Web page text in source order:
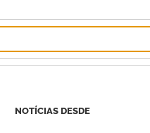
NOTÍCIAS DESDE